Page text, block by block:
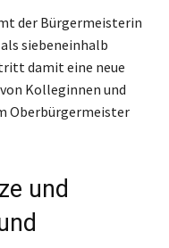
der Bürgermeisterin
siebeneinhalb
damit eine neue
Kolleginnen und
Oberbürgermeister
und